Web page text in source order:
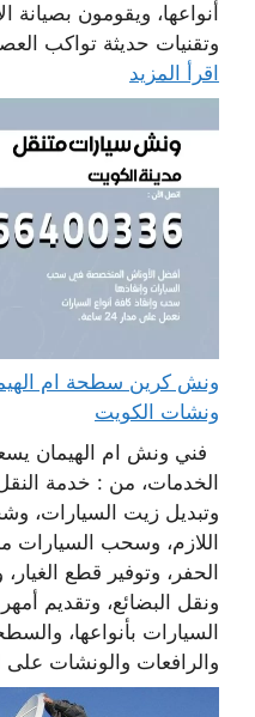
أنواعها، ويقومون
وتقنيات حديثة تواكب
اقرأ المزيد
ونشات الكويت
فني ونش ام الهيمان
الخدمات، من : خدمة النقل
وتبديل زيت السيارات،
اللازم، وسحب السيارات
الحفر، وتوفير قطع
ونقل البضائع، وتقديم
السيارات بأنواعها،
والرافعات والونشات على